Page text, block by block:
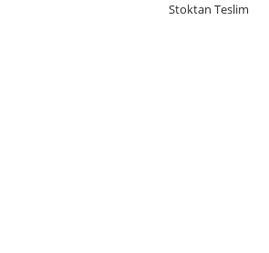
Stoktan Teslim